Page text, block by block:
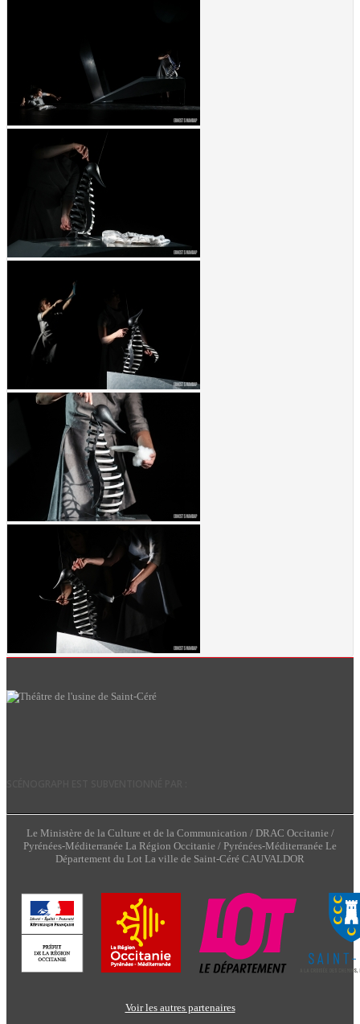
Le Ministère de la Culture et de la Communication / DRAC Occitanie /
Pyrénées-Méditerranée La Région Occitanie / Pyrénées-Méditerranée Le
Département du Lot La ville de Saint-Céré CAUVALDOR
Voir les autres partenaires